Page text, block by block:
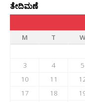
ತೇದಿಮಣೆ
M
T W
3
4 5
10
11
17
18